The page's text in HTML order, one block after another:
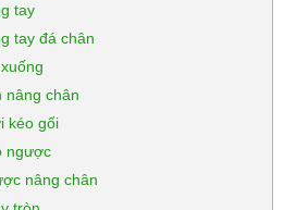
tay
tay đá chân
nâng chân
kéo gối
ngược
nâng chân